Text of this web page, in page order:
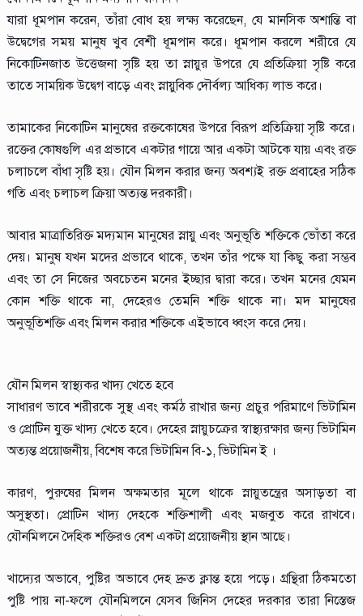
যারা ধূমপান করেন, তাঁরা বোধ হয় লক্ষ্য করেছেন, যে মানসিক অশান্তি বা
উদ্বেগের সময় মানুষ খুব বেশী ধূমপান করে। ধূমপান করলে শরীরে যে
নিকোটিনজাত উত্তেজনা সৃষ্টি হয় তা স্নায়ুর উপরে যে প্রতিক্রিয়া সৃষ্টি করে
তাতে সাময়িক উদ্বেগ বাড়ে এবং স্নায়ুবিক দৌর্বল্য আধিক্য লাভ করে।
তামাকের নিকোটিন মানুষের রক্তকোষের উপরে বিরূপ প্রতিক্রিয়া সৃষ্টি করে।
রক্তের কোষগুলি এর প্রভাবে একটার গায়ে আর একটা আটকে যায় এবং রক্ত
চলাচলে বাঁধা সৃষ্টি হয়। যৌন মিলন করার জন্য অবশ্যই রক্ত প্রবাহের সঠিক
গতি এবং চলাচল ক্রিয়া অত্যন্ত দরকারী।
আবার মাত্রাতিরিক্ত মদ্যমান মানুষের স্নায়ু এবং অনুভূতি শক্তিকে ভোঁতা করে
দেয়। মানুষ যখন মদের প্রভাবে থাকে, তখন তাঁর পক্ষে যা কিছু করা সম্ভব
এবং তা সে নিজের অবচেতন মনের ইচ্ছার দ্বারা করে। তখন মনের যেমন
কোন শক্তি থাকে না, দেহেরও তেমনি শক্তি থাকে না। মদ মানুষের
অনুভূতিশক্তি এবং মিলন করার শক্তিকে এইভাবে ধ্বংস করে দেয়।
যৌন মিলন স্বাস্থ্যকর খাদ্য খেতে হবে
সাধারণ ভাবে শরীরকে সুস্থ এবং কর্মঠ রাখার জন্য প্রচুর পরিমাণে ভিটামিন
ও প্রোটিন যুক্ত খাদ্য খেতে হবে। দেহের স্নায়ুচক্রের স্বাস্থ্যরক্ষার জন্য ভিটামিন
অত্যন্ত প্রয়োজনীয়, বিশেষ করে ভিটামিন বি-১, ভিটামিন ই ।
কারণ, পুরুষের মিলন অক্ষমতার মূলে থাকে স্নায়ুতন্ত্রের অসাড়তা বা
অসুস্থতা। প্রোটিন খাদ্য দেহকে শক্তিশালী এবং মজবুত করে রাখবে।
যৌনমিলনে দৈহিক শক্তিরও বেশ একটা প্রয়োজনীয় স্থান আছে।
খাদ্যের অভাবে, পুষ্টির অভাবে দেহ দ্রুত ক্লান্ত হয়ে পড়ে। গ্রন্থিরা ঠিকমতো
পুষ্টি পায় না-ফলে যৌনমিলনে যেসব জিনিস দেহের দরকার তারা নিস্তেজ